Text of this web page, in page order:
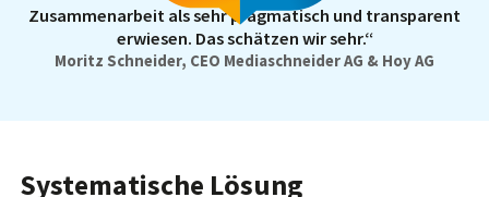
Zusammenarbeit als sehr pragmatisch und transparent
erwiesen. Das schätzen wir sehr.“
Moritz Schneider, CEO Mediaschneider AG & Hoy AG
Systematische Lösung